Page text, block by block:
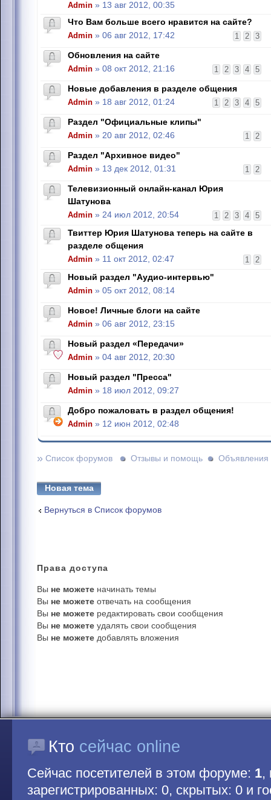
Admin » 13 авг 2012, 00:35
Что Вам больше всего нравится на сайте?
1 2 3
Admin » 06 авг 2012, 17:42
Обновления на сайте
1 2 3 4 5
Admin » 08 окт 2012, 21:16
Новые добавления в разделе общения
1 2 3 4 5
Admin » 18 авг 2012, 01:24
Раздел "Официальные клипы"
1 2
Admin » 20 авг 2012, 02:46
Раздел "Архивное видео"
1 2
Admin » 13 дек 2012, 01:31
Телевизионный онлайн-канал Юрия
Шатунова
1 2 3 4 5
Admin » 24 июл 2012, 20:54
Твиттер Юрия Шатунова теперь на сайте в
разделе общения
1 2
Admin » 11 окт 2012, 02:47
Новый раздел "Аудио-интервью"
Admin » 05 окт 2012, 08:14
Новое! Личные блоги на сайте
Admin » 06 авг 2012, 23:15
Новый раздел «Передачи»
Admin » 04 авг 2012, 20:30
Новый раздел "Пресса"
Admin » 18 июл 2012, 09:27
Добро пожаловать в раздел общения!
Admin » 12 июн 2012, 02:48
» Список форумов Отзывы и помощь Объявления
Новая тема
Вернуться в Список форумов
Права доступа
Вы не можете начинать темы
Вы не можете отвечать на сообщения
Вы не можете редактировать свои сообщения
Вы не можете удалять свои сообщения
Вы не можете добавлять вложения
Кто сейчас online
Сейчас посетителей в этом форуме: 1,
зарегистрированных: 0, скрытых: 0 и